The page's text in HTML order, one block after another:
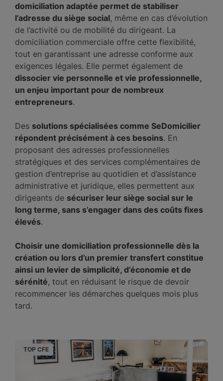
domiciliation adaptée permet de stabiliser
l’adresse du siège social, même en cas d’évolution
de l’activité ou de mobilité du dirigeant. La
domiciliation commerciale offre cette flexibilité,
tout en garantissant une adresse conforme aux
exigences légales. Elle permet également de
dissocier vie personnelle et vie professionnelle,
un enjeu important pour de nombreux
entrepreneurs.
Des solutions spécialisées comme SeDomicilier
répondent précisément à ces besoins. En
proposant des adresses professionnelles
stratégiques et des services complémentaires de
gestion d’entreprise au quotidien et d’assistance
administrative et juridique, elles permettent aux
dirigeants de sécuriser leur siège social sur le
long terme, sans s’engager dans des coûts fixes
élevés.
Choisir une domiciliation professionnelle dès la
création ou lors d’un premier transfert constitue
ainsi un levier de simplicité, d’économie et de
sérénité, tout en réduisant le risque de devoir
recommencer les démarches quelques mois plus
tard.
TOP CFE